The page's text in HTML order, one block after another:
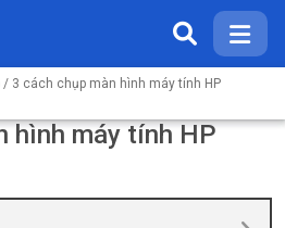
/ 3 cách chụp màn hình máy tính HP
hình máy tính HP